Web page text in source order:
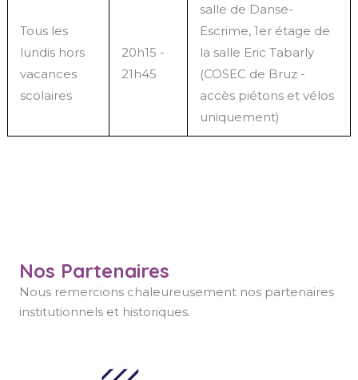
Tous les
lundis hors
vacances
scolaires
20h15 -
21h45
salle de Danse-
Escrime, 1er étage de
la salle Eric Tabarly
(COSEC de Bruz -
accès piétons et vélos
uniquement)
Nos Partenaires
Nous remercions chaleureusement nos partenaires
institutionnels et historiques.